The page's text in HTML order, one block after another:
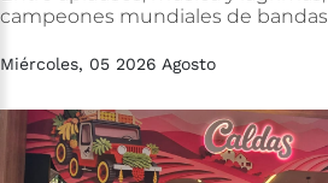
campeones mundiales de bandas
Miércoles, 05 2026 Agosto